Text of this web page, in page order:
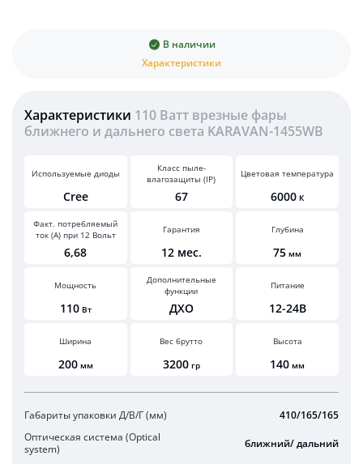
Характеристики
В наличии
Характеристики 110 Ватт врезные фары
ближнего и дальнего света KARAVAN-1455WB
Используемые диоды
Cree
Класс пыле-
влагозащиты (IP)
67
Цветовая температура
6000 К
Факт. потребляемый
ток (А) при 12 Вольт
6,68
Гарантия
12 мес.
Глубина
75 мм
Мощность
110 Вт
Дополнительные
функции
ДХО
Питание
12-24В
Ширина
200 мм
Вес брутто
3200 гр
Высота
140 мм
Габариты упаковки Д/В/Г (мм)
410/165/165
Оптическая система (Optical
system)
ближний/ дальний